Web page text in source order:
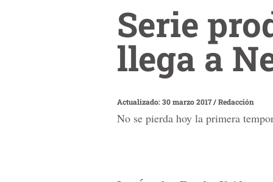
Serie
llega a
Actualizado: 30 marzo 2017/Redacción
No se pierda hoy la primera